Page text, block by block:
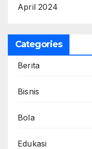
April 2024
Categories
Berita
Bisnis
Bola
Edukasi